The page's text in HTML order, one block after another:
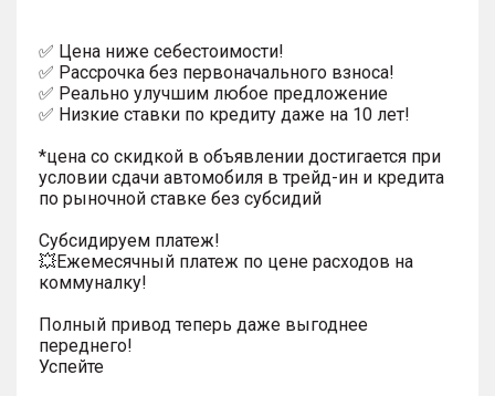
✅ Цена ниже себестоимости!
✅ Рассрочка без первоначального взноса!
✅ Реально улучшим любое предложение
✅ Низкие ставки по кредиту даже на 10 лет!
*цена со скидкой в объявлении достигается при
условии сдачи автомобиля в трейд-ин и кредита
по рыночной ставке без субсидий
Субсидируем платеж!
💥Ежемесячный платеж по цене расходов на
коммуналку!
Полный привод теперь даже выгоднее
переднего!
Успейте